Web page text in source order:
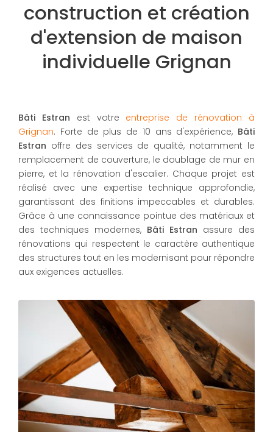
construction et création
d'extension de maison
individuelle Grignan
Bâti Estran est votre entreprise de rénovation à
Grignan. Forte de plus de 10 ans d'expérience, Bâti
Estran offre des services de qualité, notamment le
remplacement de couverture, le doublage de mur en
pierre, et la rénovation d'escalier. Chaque projet est
réalisé avec une expertise technique approfondie,
garantissant des finitions impeccables et durables.
Grâce à une connaissance pointue des matériaux et
des techniques modernes, Bâti Estran assure des
rénovations qui respectent le caractère authentique
des structures tout en les modernisant pour répondre
aux exigences actuelles.